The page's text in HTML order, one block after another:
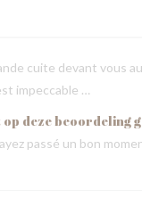
cuite devant vous
impeccable …
deze beoordeling
passé un bon